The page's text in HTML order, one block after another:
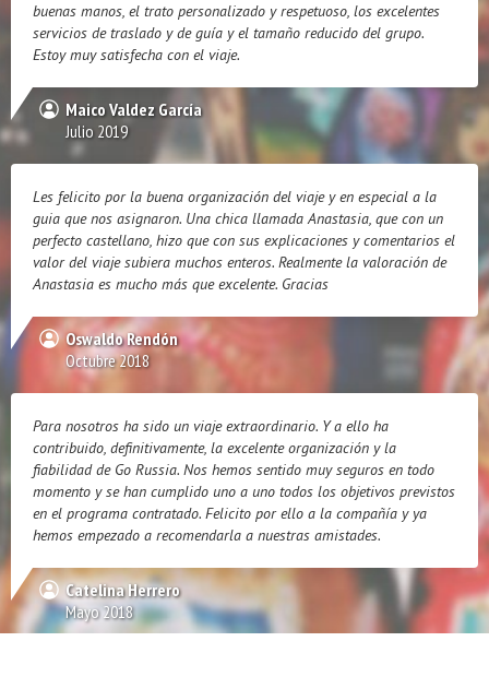
buenas manos, el trato personalizado y respetuoso, los excelentes
servicios de traslado y de guía y el tamaño reducido del grupo.
Estoy muy satisfecha con el viaje.
Maico Valdez García
Julio 2019
Les felicito por la buena organización del viaje y en especial a la
guia que nos asignaron. Una chica llamada Anastasia, que con un
perfecto castellano, hizo que con sus explicaciones y comentarios el
valor del viaje subiera muchos enteros. Realmente la valoración de
Anastasia es mucho más que excelente. Gracias
Oswaldo Rendón
Octubre 2018
Para nosotros ha sido un viaje extraordinario. Y a ello ha
contribuido, definitivamente, la excelente organización y la
fiabilidad de Go Russia. Nos hemos sentido muy seguros en todo
momento y se han cumplido uno a uno todos los objetivos previstos
en el programa contratado. Felicito por ello a la compañía y ya
hemos empezado a recomendarla a nuestras amistades.
Catelina Herrero
Mayo 2018